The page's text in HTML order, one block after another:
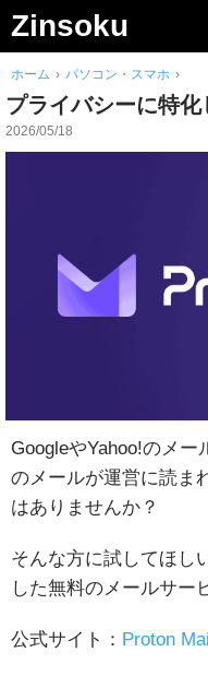
Zinsoku
検
索
to
content
ホーム › パソコン・スマホ ›
プライバシーに特
2026/05/18
GoogleやYahoo!のメ
のメールが運営に読ま
はありませんか？
そんな方に試してほし
した無料のメールサー
公式サイト： Proton Mail